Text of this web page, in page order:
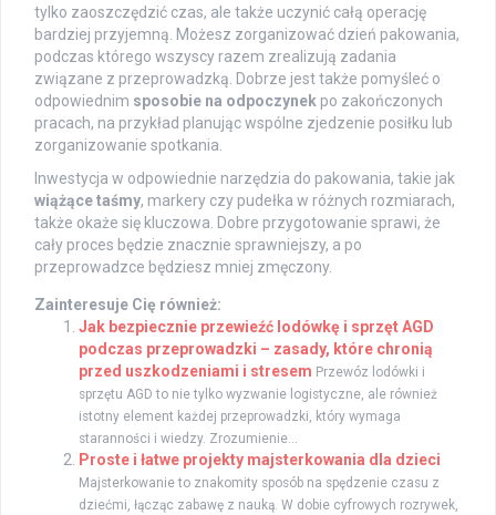
tylko zaoszczędzić czas, ale także uczynić całą operację
bardziej przyjemną. Możesz zorganizować dzień pakowania,
podczas którego wszyscy razem zrealizują zadania
związane z przeprowadzką. Dobrze jest także pomyśleć o
odpowiednim sposobie na odpoczynek po zakończonych
pracach, na przykład planując wspólne zjedzenie posiłku lub
zorganizowanie spotkania.
Inwestycja w odpowiednie narzędzia do pakowania, takie jak
wiążące taśmy, markery czy pudełka w różnych rozmiarach,
także okaże się kluczowa. Dobre przygotowanie sprawi, że
cały proces będzie znacznie sprawniejszy, a po
przeprowadzce będziesz mniej zmęczony.
Zainteresuje Cię również:
Jak bezpiecznie przewieźć lodówkę i sprzęt AGD
podczas przeprowadzki – zasady, które chronią
przed uszkodzeniami i stresem Przewóz lodówki i
sprzętu AGD to nie tylko wyzwanie logistyczne, ale również
istotny element każdej przeprowadzki, który wymaga
staranności i wiedzy. Zrozumienie...
Proste i łatwe projekty majsterkowania dla dzieci
Majsterkowanie to znakomity sposób na spędzenie czasu z
dziećmi, łącząc zabawę z nauką. W dobie cyfrowych rozrywek,